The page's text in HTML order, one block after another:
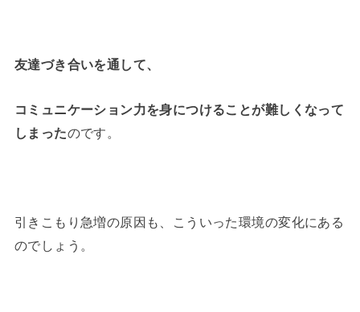
友達づき合いを通して、
コミュニケーション力を身につけることが難しくなって
しまったのです。
引きこもり急増の原因も、こういった環境の変化にある
のでしょう。